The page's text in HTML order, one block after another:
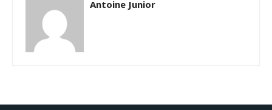
Antoine Junior